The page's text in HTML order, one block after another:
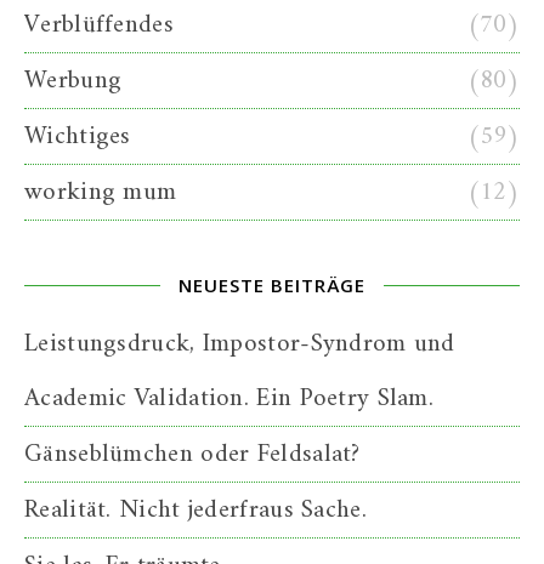
Verblüffendes
(70)
Werbung
(80)
Wichtiges
(59)
working mum
(12)
NEUESTE BEITRÄGE
Leistungsdruck, Impostor-Syndrom und
Academic Validation. Ein Poetry Slam.
Gänseblümchen oder Feldsalat?
Realität. Nicht jederfraus Sache.